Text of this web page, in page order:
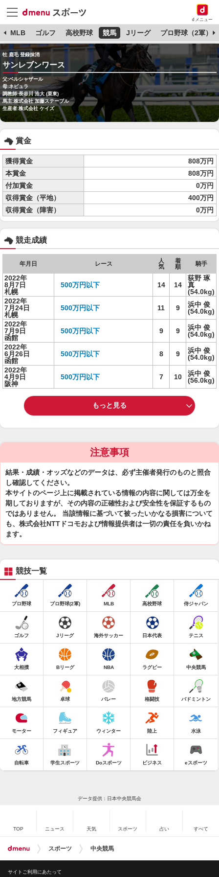
dメニュー
MLB ゴルフ 高校野球 競馬 Jリーグ プロ野球（2軍）
牡 鹿毛 登録抹消
サンレブンワース
父:ベルシャザール
母:ネビュラ
調教師:長谷川 浩大 (栗東)
馬主:株式会社 加藤ステーブル
生産者:株式会社 ケイズ
賞金
獲得賞金
808万円
本賞金
808万円
付加賞金
0万円
収得賞金（平地）
400万円
収得賞金（障害）
0万円
競走成績
年月日 レース
人
気
着
順
騎手
2022年
8月7日
札幌
500万円以下 14 14
荻野 琢
真
(54.0kg)
2022年
7月24日
札幌
500万円以下 11 9
浜中 俊
(54.0kg)
2022年
7月9日
函館
500万円以下 9 9
浜中 俊
(54.0kg)
2022年
6月26日
函館
500万円以下 8 9
浜中 俊
(54.0kg)
2022年
4月9日
阪神
500万円以下 7 10
浜中 俊
(56.0kg)
もっと見る
注意事項
結果・成績・オッズなどのデータは、必ず主催者発行のものと照合
し確認してください。
本サイトのページ上に掲載されている情報の内容に関しては万全を
期しておりますが、その内容の正確性および安全性を保証するもの
ではありません。 当該情報に基づいて被ったいかなる損害について
も、株式会社NTTドコモおよび情報提供者は一切の責任を負いかね
ます。
競技一覧
プロ野球 プロ野球(2軍) MLB 高校野球 侍ジャパン
ゴルフ Jリーグ 海外サッカー 日本代表 テニス
大相撲 Bリーグ NBA ラグビー 中央競馬
地方競馬 卓球 バレー 格闘技 バドミントン
モーター フィギュア ウィンター 陸上 水泳
自転車 学生スポーツ Doスポーツ ビジネス eスポーツ
データ提供：日本中央競馬会
TOP ニュース 天気 スポーツ 占い すべて
スポーツ 中央競馬
サイトご利用にあたって